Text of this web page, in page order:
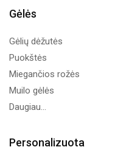
Gėlės
Gėlių dėžutės
Puokštės
Miegančios rožės
Muilo gėlės
Daugiau...
Personalizuota